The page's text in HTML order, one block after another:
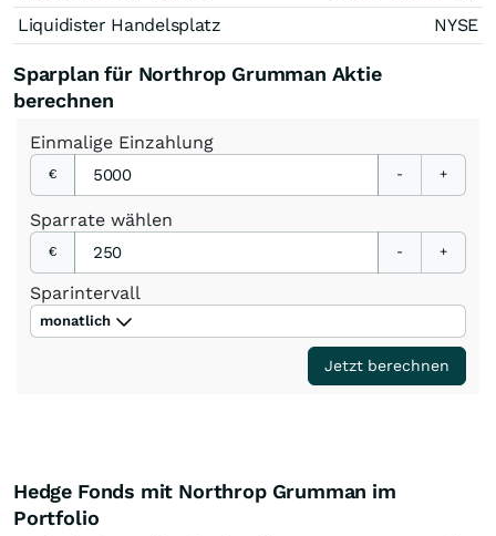
Liquidister Handelsplatz
NYSE
Sparplan für Northrop Grumman Aktie
berechnen
Einmalige Einzahlung
€ - +
Sparrate wählen
€ - +
Sparintervall
monatlich
Jetzt berechnen
Hedge Fonds mit Northrop Grumman im
Portfolio